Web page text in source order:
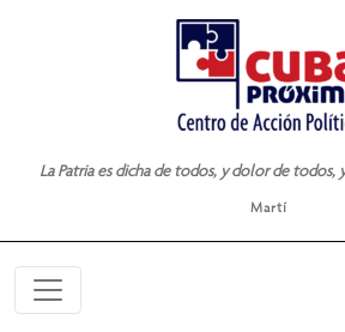
La Patria es dicha de todos, y dolor de todos,
Martí